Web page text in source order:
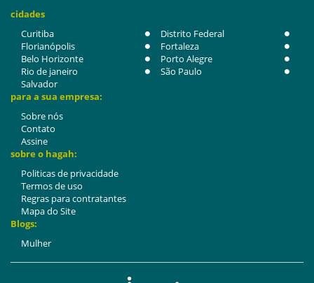
cidades
Curitiba
Distrito Federal
Florianópolis
Fortaleza
Belo Horizonte
Porto Alegre
Rio de janeiro
São Paulo
Salvador
para a sua empresa:
Sobre nós
Contato
Assine
sobre o hagah:
Politicas de privacidade
Termos de uso
Regras para contratantes
Mapa do Site
Blogs:
Mulher